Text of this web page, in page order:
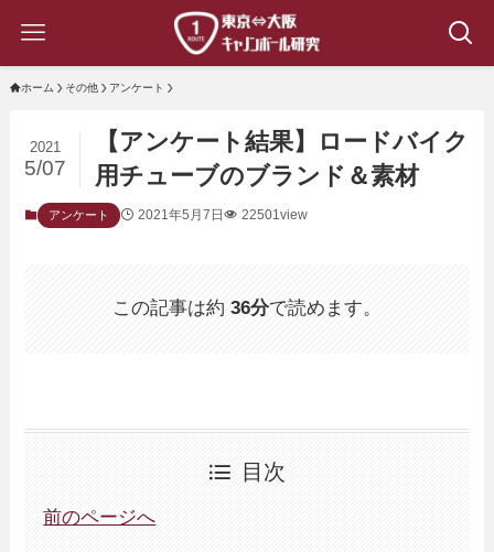
ホーム その他 アンケート
【アンケート結果】ロードバイク
用チューブのブランド＆素材
2021
5/07
アンケート 2021年5月7日 22501view
この記事は約 36分で読めます。
目次
前のページへ